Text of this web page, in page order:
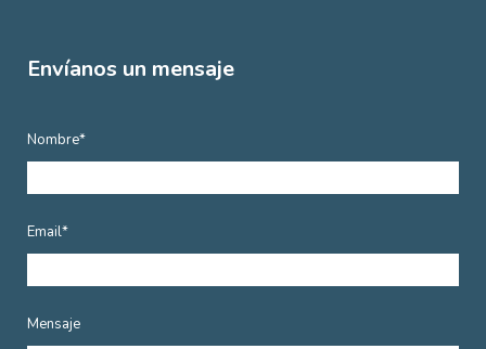
Envíanos un mensaje
Nombre*
Email*
Mensaje